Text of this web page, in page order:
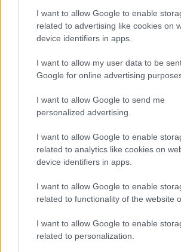
I want to allow Google to enable
related to advertising like cookies on
device identifiers in apps.
I want to allow my user data to be
Google for online advertising
I want to allow Google to send me
personalized advertising.
I want to allow Google to enable
related to analytics like cookies on
device identifiers in apps.
I want to allow Google to enable
related to functionality of the website
I want to allow Google to enable
related to personalization.
bezárása...